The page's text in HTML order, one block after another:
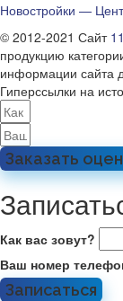
Новостройки —
© 2012-2021 Сайт
продукцию
информации сайта
Гиперссылки на
Заказать
Как вас зовут?
Ваш номер
Записаться